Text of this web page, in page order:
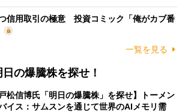
信用取引の極意 投資コミック「俺がカブ番
一覧を見る
の爆騰株を探せ！
戸松信博氏「明日の爆騰株」を探せ】トーメン
イス：サムスンを通じて世界のAIメモリ需